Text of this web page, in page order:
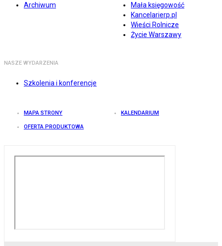
Archiwum
Mała księgowość
Kancelarierp.pl
Wieści Rolnicze
Życie Warszawy
NASZE WYDARZENIA
Szkolenia i konferencje
MAPA STRONY KALENDARIUM
OFERTA PRODUKTOWA